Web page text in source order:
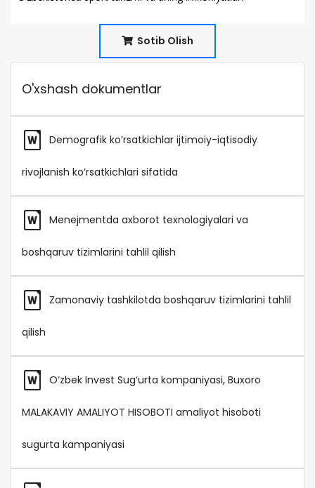
Sotib Olish
O'xshash dokumentlar
Demografik ko’rsatkichlar ijtimoiy-iqtisodiy
rivojlanish ko’rsatkichlari sifatida
Menejmentda axborot texnologiyalari va
boshqaruv tizimlarini tahlil qilish
Zamonaviy tashkilotda boshqaruv tizimlarini tahlil
qilish
O‘zbek Invest Sug‘urta kompaniyasi, Buxoro
MALAKAVIY AMALIYOT HISOBOTI amaliyot hisoboti
sugurta kampaniyasi